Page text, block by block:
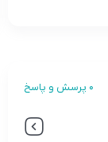
0 پرسش و پاسخ